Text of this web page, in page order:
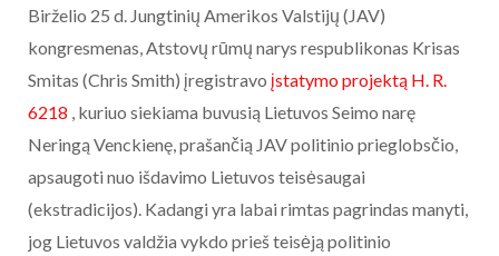
Birželio 25 d. Jungtinių Amerikos Valstijų (JAV)
kongresmenas, Atstovų rūmų narys respublikonas Krisas
Smitas (Chris Smith) įregistravo įstatymo projektą H. R.
6218 , kuriuo siekiama buvusią Lietuvos Seimo narę
Neringą Venckienę, prašančią JAV politinio prieglobsčio,
apsaugoti nuo išdavimo Lietuvos teisėsaugai
(ekstradicijos). Kadangi yra labai rimtas pagrindas manyti,
jog Lietuvos valdžia vykdo prieš teisėją politinio